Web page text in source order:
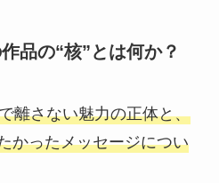
品の“核”とは何か？
離さない魅力の正体と、
かったメッセージについ